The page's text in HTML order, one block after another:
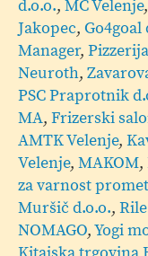
d.o.o., MC Velenje,
Jakopec, Go4goal
Manager,
Neuroth,
PSC Praprotnik
MA, Frizerski
AMTK Velenje,
Velenje, MAKOM,
za varnost
Muršič d.o.o.,
NOMAGO,Yogi